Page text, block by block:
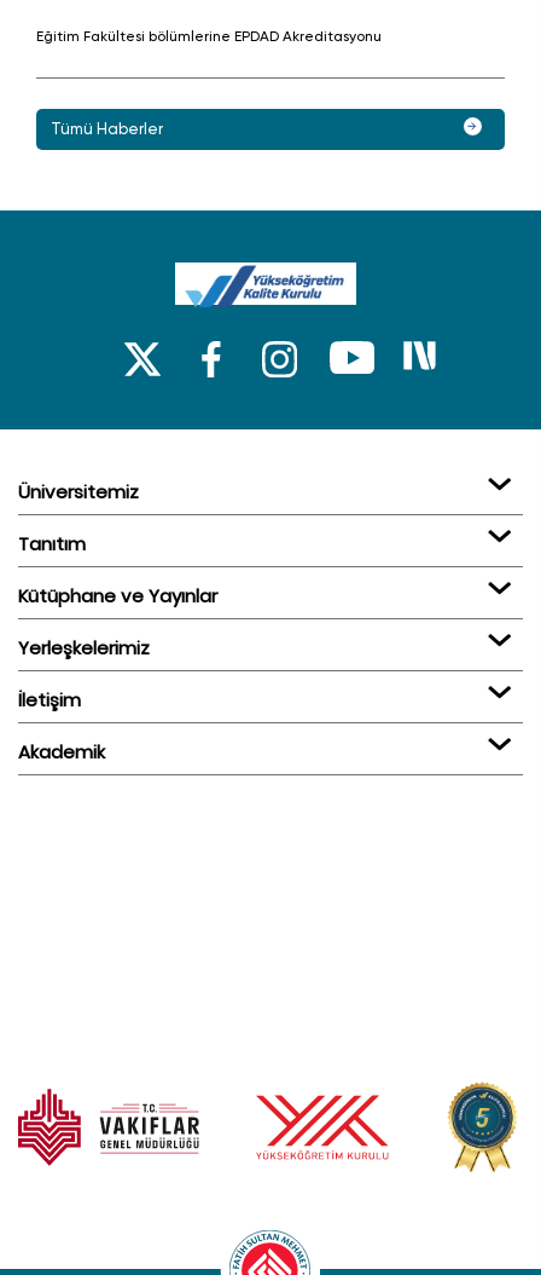
Eğitim Fakültesi bölümlerine EPDAD Akreditasyonu
Tümü Haberler
Üniversitemiz
Tanıtım
Kütüphane ve Yayınlar
Yerleşkelerimiz
İletişim
Akademik